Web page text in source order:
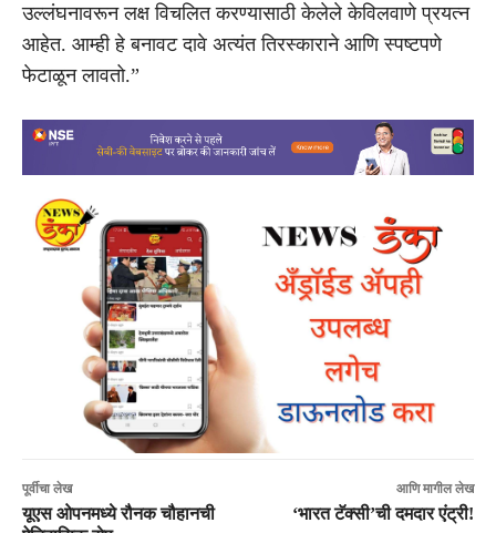
उल्लंघनावरून लक्ष विचलित करण्यासाठी केलेले केविलवाणे प्रयत्न
आहेत. आम्ही हे बनावट दावे अत्यंत तिरस्काराने आणि स्पष्टपणे
फेटाळून लावतो.”
पूर्वीचा लेख
यूएस ओपनमध्ये रौनक चौहानची
आणि मागील लेख
‘भारत टॅक्सी’ची दमदार एंट्री!